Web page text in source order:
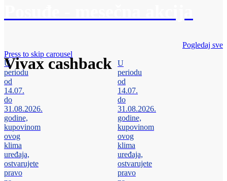
Vivax cashback
Pogledaj sve
Press to skip carousel
U
periodu
od
14.07.
do
31.08.2026.
godine,
kupovinom
ovog
klima
uređaja,
ostvarujete
pravo
U
periodu
od
14.07.
do
31.08.2026.
godine,
kupovinom
ovog
klima
uređaja,
ostvarujete
pravo